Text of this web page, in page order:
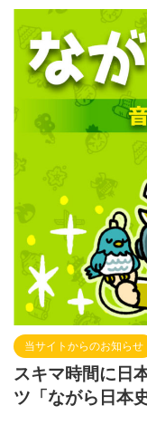
当サイトからのお知らせ
スキマ時間に日
ツ「ながら日本